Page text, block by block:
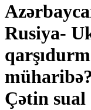
Rusiya-
Çətin sual